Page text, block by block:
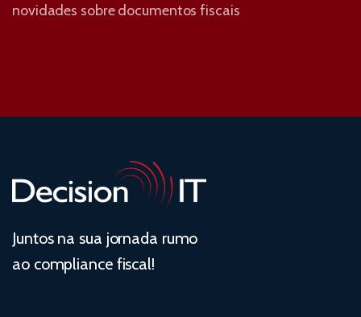
novidades sobre documentos fiscais
Juntos na sua jornada rumo
ao compliance fiscal!